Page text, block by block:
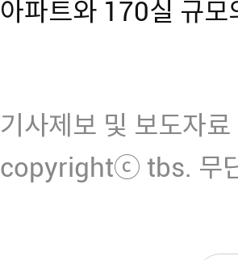
아파트와 170실 규모
기사제보 및 보도자
copyrightⓒ tbs. 무